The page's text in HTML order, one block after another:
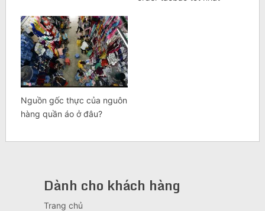
Nguồn gốc thực của nguôn
hàng quần áo ở đâu?
Dành cho khách hàng
Trang chủ